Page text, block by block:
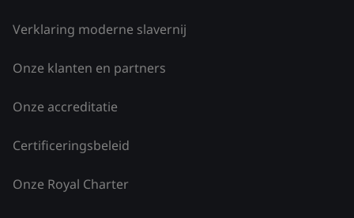
Verklaring moderne slavernij
Onze klanten en partners
Onze accreditatie
Certificeringsbeleid
Onze Royal Charter